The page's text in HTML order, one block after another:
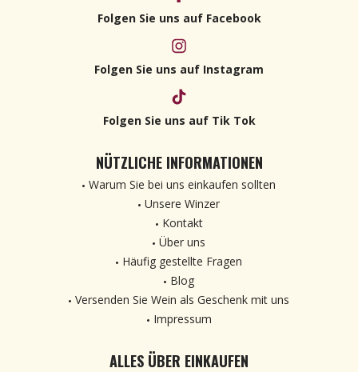
Folgen Sie uns auf Facebook
Folgen Sie uns auf Instagram
Folgen Sie uns auf Tik Tok
NÜTZLICHE INFORMATIONEN
Warum Sie bei uns einkaufen sollten
Unsere Winzer
Kontakt
Über uns
Häufig gestellte Fragen
Blog
Versenden Sie Wein als Geschenk mit uns
Impressum
ALLES ÜBER EINKAUFEN